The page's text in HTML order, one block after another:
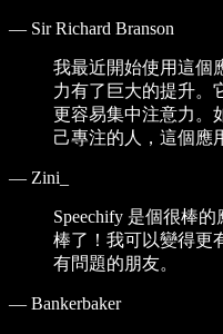
— Sir Richard Branson
我最近開始使用這個
力有了巨大的提升。
更容易集中注意力。
己專注的人，這個應
— Zini_
Speechify 是個很棒
棒了！我可以變得更
有問題的朋友。
— Bankerbaker